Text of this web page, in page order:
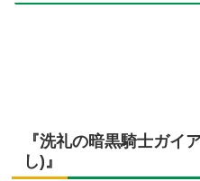
『洗礼の暗黒騎士ガイ
し)』